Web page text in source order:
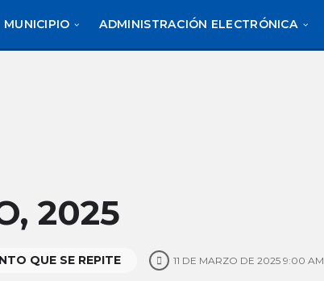
MUNICIPIO ADMINISTRACIÓN ELECTRÓNICA
2025
QUE SE REPITE 11 DE MARZO DE 2025 9:00 AM